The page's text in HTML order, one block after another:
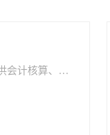
财税管理软件是指专门为企业提供会计核算、财务管理、税务管理等服务的软件程序。随着信息化技术的不断发展，越来越多的企业开始采用财税管理软件，以提高企业财务管理效率和准确性。